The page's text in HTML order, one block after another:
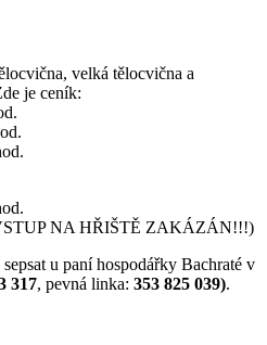
velká tělocvična a
je ceník:
NA HŘIŠTĚ ZAKÁZÁN!!!)
u paní hospodářky Bachraté v
317, pevná linka: 353 825 039).